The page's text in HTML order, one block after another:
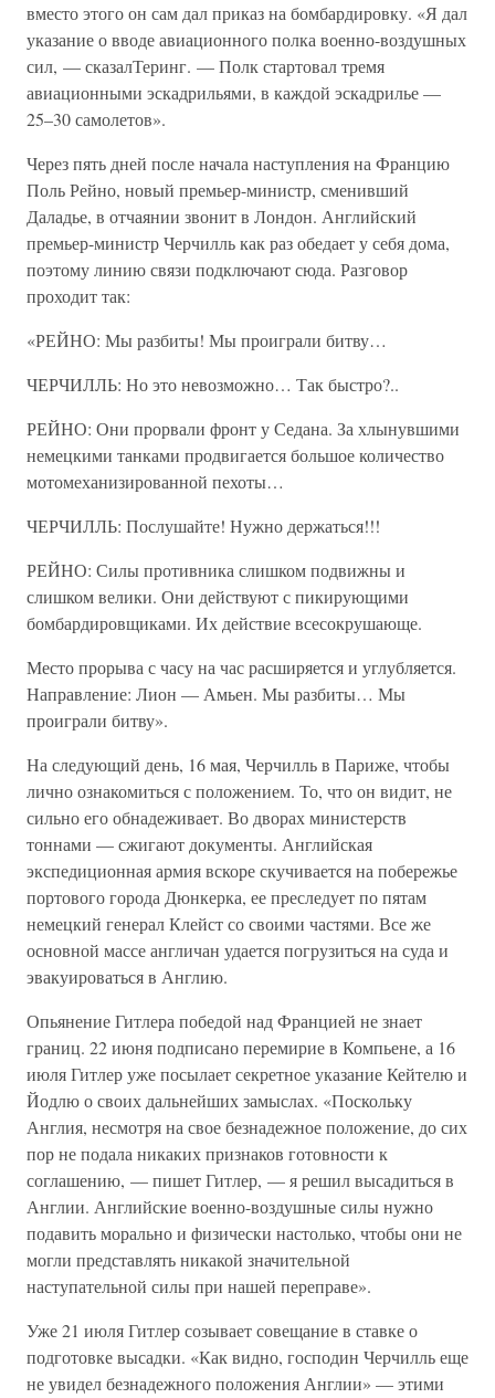
вместо этого он сам дал приказ на бомбардировку. «Я дал
указание о вводе авиационного полка военно-воздушных
сил, — сказалТеринг. — Полк стартовал тремя
авиационными эскадрильями, в каждой эскадрилье —
25–30 самолетов».
Через пять дней после начала наступления на Францию
Поль Рейно, новый премьер-министр, сменивший
Даладье, в отчаянии звонит в Лондон. Английский
премьер-министр Черчилль как раз обедает у себя дома,
поэтому линию связи подключают сюда. Разговор
проходит так:
«РЕЙНО: Мы разбиты! Мы проиграли битву…
ЧЕРЧИЛЛЬ: Но это невозможно… Так быстро?..
РЕЙНО: Они прорвали фронт у Седана. За хлынувшими
немецкими танками продвигается большое количество
мотомеханизированной пехоты…
ЧЕРЧИЛЛЬ: Послушайте! Нужно держаться!!!
РЕЙНО: Силы противника слишком подвижны и
слишком велики. Они действуют с пикирующими
бомбардировщиками. Их действие всесокрушающе.
Место прорыва с часу на час расширяется и углубляется.
Направление: Лион — Амьен. Мы разбиты… Мы
проиграли битву».
На следующий день, 16 мая, Черчилль в Париже, чтобы
лично ознакомиться с положением. То, что он видит, не
сильно его обнадеживает. Во дворах министерств
тоннами — сжигают документы. Английская
экспедиционная армия вскоре скучивается на побережье
портового города Дюнкерка, ее преследует по пятам
немецкий генерал Клейст со своими частями. Все же
основной массе англичан удается погрузиться на суда и
эвакуироваться в Англию.
Опьянение Гитлера победой над Францией не знает
границ. 22 июня подписано перемирие в Компьене, а 16
июля Гитлер уже посылает секретное указание Кейтелю и
Йодлю о своих дальнейших замыслах. «Поскольку
Англия, несмотря на свое безнадежное положение, до сих
пор не подала никаких признаков готовности к
соглашению, — пишет Гитлер, — я решил высадиться в
Англии. Английские военно-воздушные силы нужно
подавить морально и физически настолько, чтобы они не
могли представлять никакой значительной
наступательной силы при нашей переправе».
Уже 21 июля Гитлер созывает совещание в ставке о
подготовке высадки. «Как видно, господин Черчилль еще
не увидел безнадежного положения Англии» — этими